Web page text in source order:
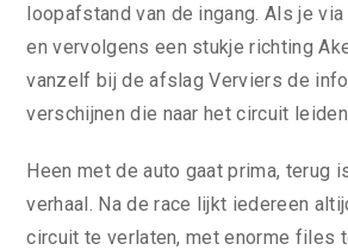
loopafstand van de ingang. Als je
en vervolgens een stukje richting
vanzelf bij de afslag Verviers de
verschijnen die naar het circuit leiden.
Heen met de auto gaat prima, terug
verhaal. Na de race lijkt iedereen
circuit te verlaten, met enorme files